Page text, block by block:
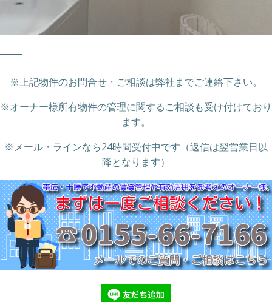
※上記物件のお問合せ・ご相談は弊社までご連絡下さい。
※オーナー様所有物件の管理に関するご相談も受け付けており
ます。
※メール・ラインなら24時間受付中です（返信は翌営業日以
降となります）